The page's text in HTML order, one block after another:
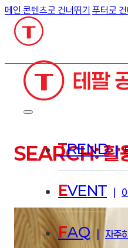
메인 콘텐츠로 건너뛰기 푸터로 건
TREND
EVENT
FAQ 자주
SEARCH: 활